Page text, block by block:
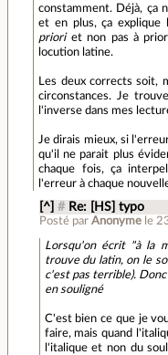
constamment. Déjà, ça
et en plus, ça explique
prioriet non pas à
locution latine.
Les deux corrects soit,
circonstances. Je
l'inverse dans mes
Je dirais mieux, si
qu'il ne parait plus
chaque fois, ça
l'erreur à chaque
[^] # Re: [HS] typo
Posté par Anonyme le
Lorsqu'on écrit "à la
trouve du latin, on le
c'est pas terrible).
en souligné
C'est bien ce que je
faire, mais quand
l'italique et non du